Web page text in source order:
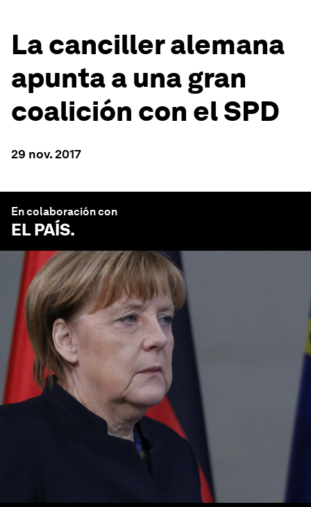
La canciller alemana
apunta a una gran
coalición con el SPD
29 nov. 2017
En colaboración con
EL PAÍS.